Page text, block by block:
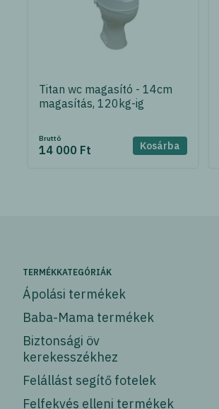
Titan wc magasító - 14cm
magasítás, 120kg-ig
Bruttó
14 000 Ft Kosárba
TERMÉKKATEGÓRIÁK
Ápolási termékek
Baba-Mama termékek
Biztonsági öv
kerekesszékhez
Felállást segítő fotelek
Felfekvés elleni termékek